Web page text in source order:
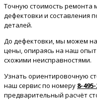
Точную стоимость ремонта
дефектовки и составления
деталей.
До дефектовки, мы можем
цены, опираясь на наш
схожими неисправностями.
Узнать ориентировочную
наш сервис по номеру 8-
предварительный расчёт